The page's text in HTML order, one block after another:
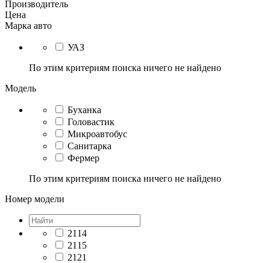
Производитель
Цена
Марка авто
УАЗ
По этим критериям поиска ничего не найдено
Модель
Буханка
Головастик
Микроавтобус
Санитарка
Фермер
По этим критериям поиска ничего не найдено
Номер модели
2114
2115
2121